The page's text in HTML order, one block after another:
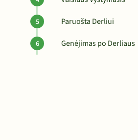
Paruošta Derliui
Genėjimas po Derliaus